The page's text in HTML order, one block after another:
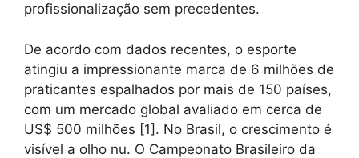
profissionalização sem precedentes.
De acordo com dados recentes, o esporte
atingiu a impressionante marca de 6 milhões de
praticantes espalhados por mais de 150 países,
com um mercado global avaliado em cerca de
US$ 500 milhões [1]. No Brasil, o crescimento é
visível a olho nu. O Campeonato Brasileiro da